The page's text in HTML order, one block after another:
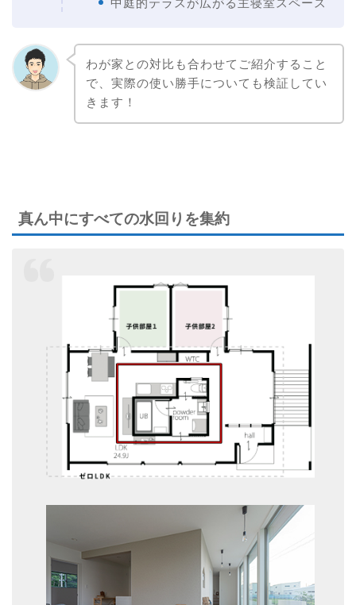
わが家との対比も合わせてご紹介すること
で、実際の使い勝手についても検証してい
きます！
真ん中にすべての水回りを集約